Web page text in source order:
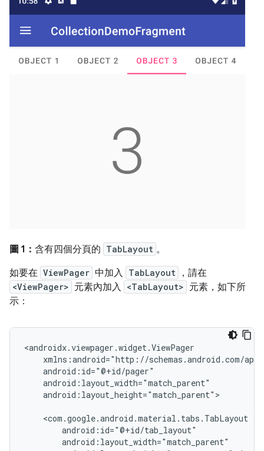
圖 1： 含有四個分頁的 TabLayout 。
如要在 ViewPager 中加入 TabLayout ，請在
<ViewPager> 元素內加入 <TabLayout> 元素，如下所
示：
android:layout_height="match_parent">